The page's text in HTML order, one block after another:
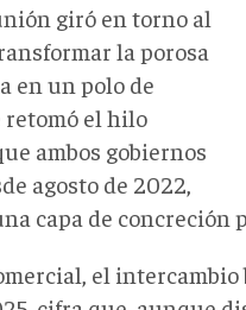
giró en torno al
la porosa
en un polo de
retomó el hilo
ambos gobiernos
agosto de 2022,
capa de concreción
el